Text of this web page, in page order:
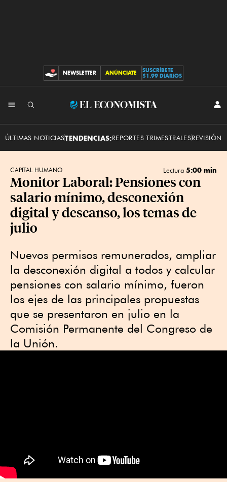
CONTRIBUCIONES
NEWSLETTER ANÚNCIATE
SUSCRÍBETE
$1.99 DIARIOS
El
ÚLTIMAS NOTICIASTENDENCIAS:REPORTES TRIMESTRALESREVISIÓN
CAPITAL HUMANO Lectura 5:00 min
Monitor Laboral: Pensiones con
salario mínimo, desconexión
digital y descanso, los temas de
julio
Nuevos permisos remunerados, ampliar
la desconexión digital a todos y calcular
pensiones con salario mínimo, fueron
los ejes de las principales propuestas
que se presentaron en julio en la
Comisión Permanente del Congreso de
la Unión.